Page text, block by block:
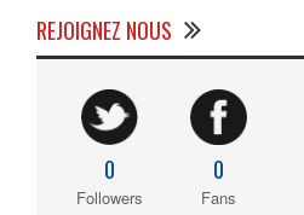
REJOIGNEZ NOUS
0
Followers
0
Fans